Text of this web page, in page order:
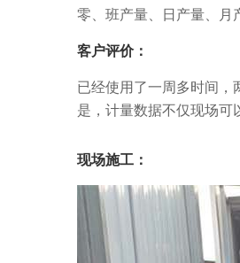
零、班产量、日产量、月
客户评价：
已经使用了一周多时间，
是，计量数据不仅现场可
现场施工：